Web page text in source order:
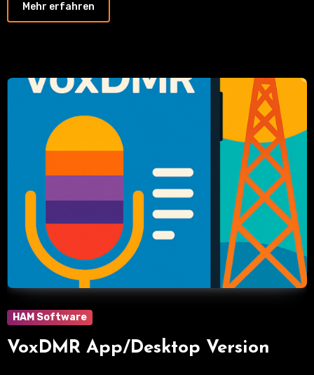
Mehr erfahren
HAM Software
VoxDMR App/Desktop Version